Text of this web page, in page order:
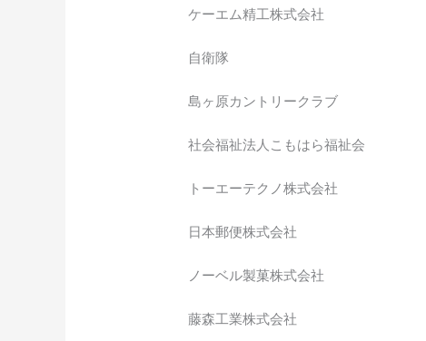
ケーエム精工株式会社
自衛隊
島ヶ原カントリークラブ
社会福祉法人こもはら福祉会
トーエーテクノ株式会社
日本郵便株式会社
ノーベル製菓株式会社
藤森工業株式会社